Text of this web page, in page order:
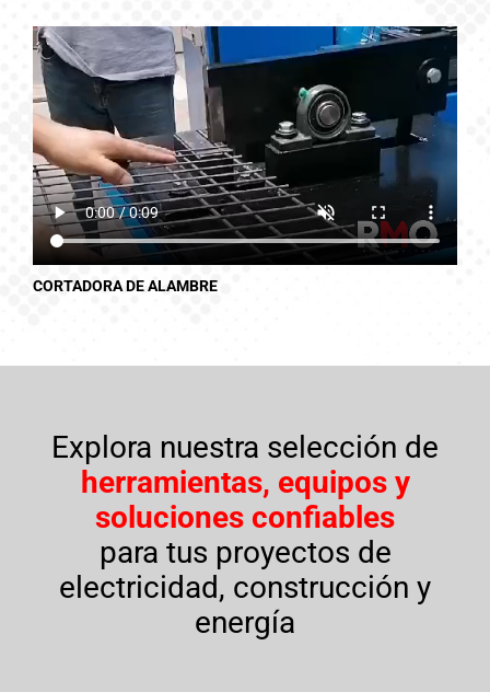
NOSOTROS
CONTACTO
CORTADORA DE ALAMBRE
Explora nuestra selección de
herramientas, equipos y
soluciones confiables
para tus proyectos de
electricidad, construcción y
energía